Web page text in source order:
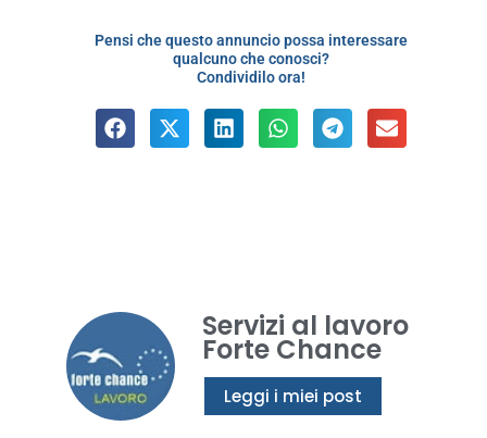
Pensi che questo annuncio possa interessare
qualcuno che conosci?
Condividilo ora!
Servizi al lavoro
Forte Chance
Leggi i miei post